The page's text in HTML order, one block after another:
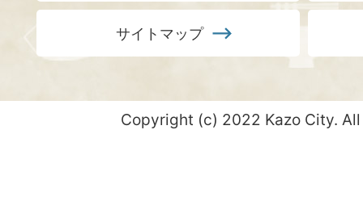
サイトマップ
Copyright (c) 2022 Kazo City.